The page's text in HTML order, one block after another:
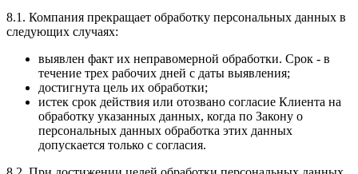
8.1. Компания прекращает обработку персональных данных в
следующих случаях:
выявлен факт их неправомерной обработки. Срок - в
течение трех рабочих дней с даты выявления;
достигнута цель их обработки;
истек срок действия или отозвано согласие Клиента на
обработку указанных данных, когда по Закону о
персональных данных обработка этих данных
допускается только с согласия.